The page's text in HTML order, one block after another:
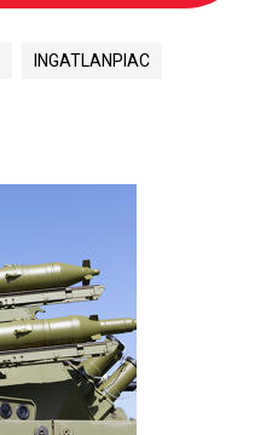
INGATLANPIAC